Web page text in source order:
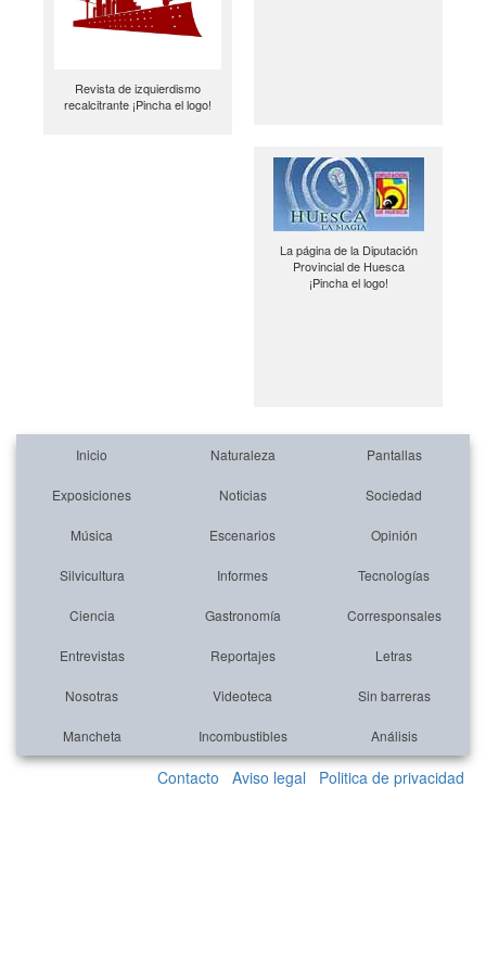
Revista de izquierdismo
recalcitrante ¡Pincha el logo!
La página de la Diputación
Provincial de Huesca
¡Pincha el logo!
Inicio Naturaleza Pantallas
Exposiciones Noticias Sociedad
Música Escenarios Opinión
Silvicultura Informes Tecnologías
Ciencia Gastronomía Corresponsales
Entrevistas Reportajes Letras
Nosotras Videoteca Sin barreras
Mancheta Incombustibles Análisis
Contacto Aviso legal Politica de privacidad